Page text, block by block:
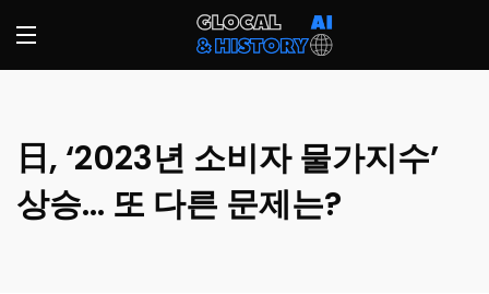
日, ‘2023년 소비자 물가지수’
상승… 또 다른 문제는?